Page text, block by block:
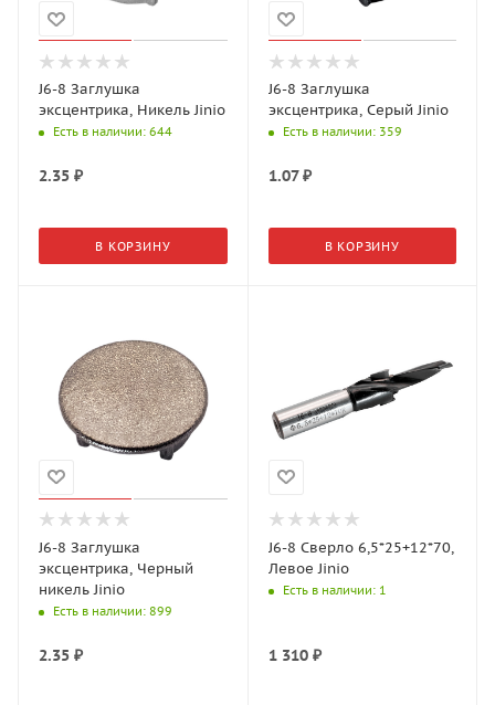
J6-8 Заглушка
эксцентрика, Никель Jinio
Есть в наличии: 644
2.35 ₽
В КОРЗИНУ
J6-8 Заглушка
эксцентрика, Серый Jinio
Есть в наличии: 359
1.07₽
В КОРЗИНУ
J6-8 Заглушка
эксцентрика, Черный
никель Jinio
Есть в наличии: 899
2.35 ₽
J6-8 Сверло 6,5*25+12*70,
Левое Jinio
Есть в наличии: 1
1 310₽